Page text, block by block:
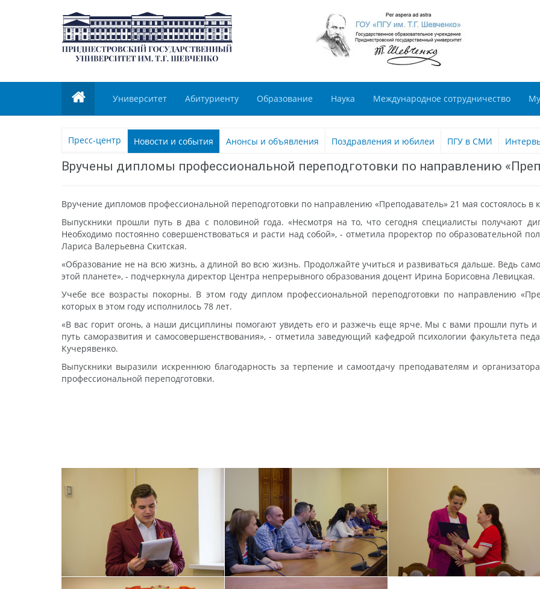
Университет Абитуриенту Образование Наука Международное сотрудничество
Пресс-центр Новости и события Анонсы и объявления Поздравления и юбилеи ПГУ в СМИ
Вручены дипломы профессиональной переподготовки по направлению
Вручение дипломов профессиональной переподготовки по направлению «Преподаватель» 21 мая состоялось в
Выпускники прошли путь в два с половиной года. «Несмотря на то, что сегодня специалисты получают
Необходимо постоянно совершенствоваться и расти над собой», - отметила проректор по образовательной
Лариса Валерьевна Скитская.
«Образование не на всю жизнь, а длиной во всю жизнь. Продолжайте учиться и развиваться дальше. Ведь
этой планете», - подчеркнула директор Центра непрерывного образования доцент Ирина Борисовна Левицкая.
Учебе все возрасты покорны. В этом году диплом профессиональной переподготовки по направлению
которых в этом году исполнилось 78 лет.
«В вас горит огонь, а наши дисциплины помогают увидеть его и разжечь еще ярче. Мы с вами прошли путь и
путь саморазвития и самосовершенствования», - отметила заведующий кафедрой психологии факультета
Кучерявенко.
Выпускники выразили искреннюю благодарность за терпение и самоотдачу преподавателям и
профессиональной переподготовки.